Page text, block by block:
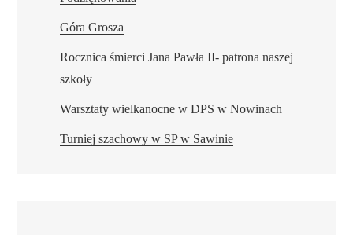
Góra Grosza
Rocznica śmierci Jana Pawła II- patrona naszej
szkoły
Warsztaty wielkanocne w DPS w Nowinach
Turniej szachowy w SP w Sawinie